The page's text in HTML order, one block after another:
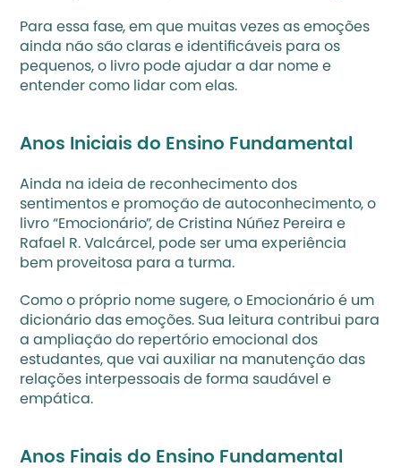
Para essa fase, em que muitas vezes as emoções
ainda não são claras e identificáveis para os
pequenos, o livro pode ajudar a dar nome e
entender como lidar com elas.
Anos Iniciais do Ensino Fundamental
Ainda na ideia de reconhecimento dos
sentimentos e promoção de autoconhecimento, o
livro “Emocionário”, de Cristina Núñez Pereira e
Rafael R. Valcárcel, pode ser uma experiência
bem proveitosa para a turma.
Como o próprio nome sugere, o Emocionário é um
dicionário das emoções. Sua leitura contribui para
a ampliação do repertório emocional dos
estudantes, que vai auxiliar na manutenção das
relações interpessoais de forma saudável e
empática.
Anos Finais do Ensino Fundamental